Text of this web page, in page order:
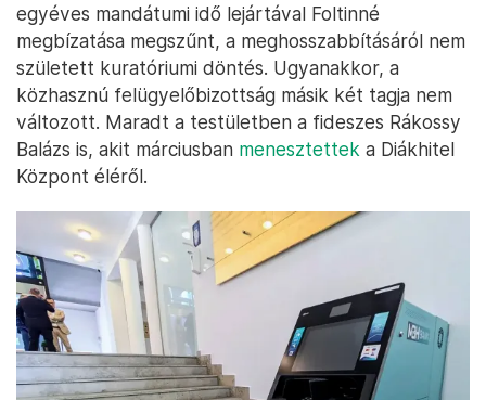
egyéves mandátumi idő lejártával Foltinné
megbízatása megszűnt, a meghosszabbításáról nem
született kuratóriumi döntés. Ugyanakkor, a
közhasznú felügyelőbizottság másik két tagja nem
változott. Maradt a testületben a fideszes Rákossy
Balázs is, akit márciusban menesztettek a Diákhitel
Központ éléről.